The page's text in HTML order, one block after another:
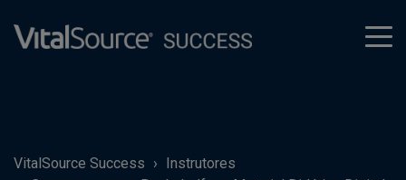
VitalSource Success
Instrutores